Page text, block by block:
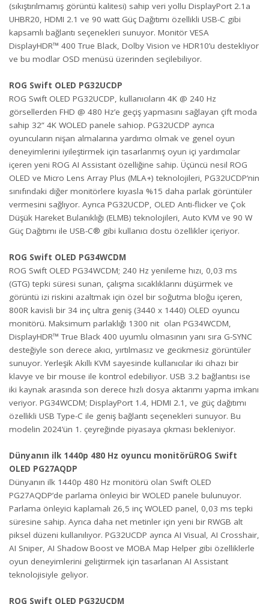
(sıkıştırılmamış görüntü kalitesi) sahip veri yollu DisplayPort 2.1a
UHBR20, HDMI 2.1 ve 90 watt Güç Dağıtımı özellikli USB-C gibi
kapsamlı bağlantı seçenekleri sunuyor. Monitör VESA
DisplayHDR™ 400 True Black, Dolby Vision ve HDR10’u destekliyor
ve bu modlar OSD menüsü üzerinden seçilebiliyor.
ROG Swift OLED PG32UCDP
ROG Swift OLED PG32UCDP, kullanıcıların 4K @ 240 Hz
görsellerden FHD @ 480 Hz’e geçiş yapmasını sağlayan çift moda
sahip 32” 4K WOLED panele sahiop. PG32UCDP ayrıca
oyuncuların nişan almalarına yardımcı olmak ve genel oyun
deneyimlerini iyileştirmek için tasarlanmış oyun içi yardımcılar
içeren yeni ROG AI Assistant özelliğine sahip. Üçüncü nesil ROG
OLED ve Micro Lens Array Plus (MLA+) teknolojileri, PG32UCDP’nin
sınıfındaki diğer monitörlere kıyasla %15 daha parlak görüntüler
vermesini sağlıyor. Ayrıca PG32UCDP, OLED Anti-flicker ve Çok
Düşük Hareket Bulanıklığı (ELMB) teknolojileri, Auto KVM ve 90 W
Güç Dağıtımı ile USB-C® gibi kullanıcı dostu özellikler içeriyor.
ROG Swift OLED PG34WCDM
ROG Swift OLED PG34WCDM; 240 Hz yenileme hızı, 0,03 ms
(GTG) tepki süresi sunan, çalışma sıcaklıklarını düşürmek ve
görüntü izi riskini azaltmak için özel bir soğutma bloğu içeren,
800R kavisli bir 34 inç ultra geniş (3440 x 1440) OLED oyuncu
monitörü. Maksimum parlaklığı 1300 nit olan PG34WCDM,
DisplayHDR™ True Black 400 uyumlu olmasının yanı sıra G-SYNC
desteğiyle son derece akıcı, yırtılmasız ve gecikmesiz görüntüler
sunuyor. Yerleşik Akıllı KVM sayesinde kullanıcılar iki cihazı bir
klavye ve bir mouse ile kontrol edebiliyor. USB 3.2 bağlantısı ise
iki kaynak arasında son derece hızlı dosya aktarımı yapma imkanı
veriyor. PG34WCDM; DisplayPort 1.4, HDMI 2.1, ve güç dağıtımı
özellikli USB Type-C ile geniş bağlantı seçenekleri sunuyor. Bu
modelin 2024’ün 1. çeyreğinde piyasaya çıkması bekleniyor.
Dünyanın ilk 1440p 480 Hz oyuncu monitörüROG Swift
OLED PG27AQDP
Dünyanın ilk 1440p 480 Hz monitörü olan Swift OLED
PG27AQDP’de parlama önleyici bir WOLED panele bulunuyor.
Parlama önleyici kaplamalı 26,5 inç WOLED panel, 0,03 ms tepki
süresine sahip. Ayrıca daha net metinler için yeni bir RWGB alt
piksel düzeni kullanılıyor. PG32UCDP ayrıca AI Visual, AI Crosshair,
AI Sniper, AI Shadow Boost ve MOBA Map Helper gibi özelliklerle
oyun deneyimlerini geliştirmek için tasarlanan AI Assistant
teknolojisiyle geliyor.
ROG Swift OLED PG32UCDM